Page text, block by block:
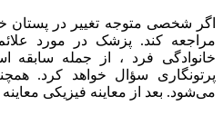
اگر شخصی متوجه تغییر در پستان
مراجعه کند. پزشک در مورد
خانوادگی فرد ، از جمله سابقه
پرتونگاری سؤال خواهد کرد.
می‌شود. بعد از معاینه فیزیکی معاینه